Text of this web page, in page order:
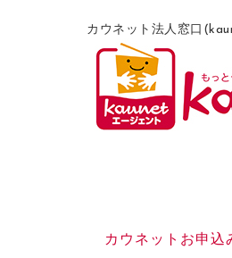
カウネット法人窓口
カウネットお申込